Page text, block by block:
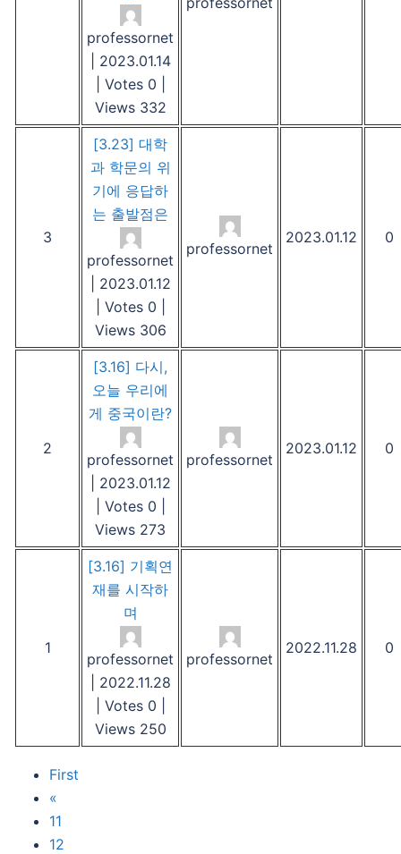
professornet
2023.01.14
Votes 0
Views 332
3
[3.23] 대학
과 학문의 위
기에 응답하
는 출발점은
professornet
2023.01.12
Votes 0
Views 306
professornet
2023.01.12 0
2
[3.16] 다시,
오늘 우리에
게 중국이란?
professornet
2023.01.12
Votes 0
Views 273
professornet
2023.01.12 0
1
[3.16] 기획연
재를 시작하
며
professornet
2022.11.28
Votes 0
Views 250
professornet
2022.11.28 0
First
«
11
12